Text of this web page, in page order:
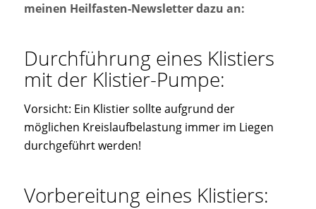
meinen Heilfasten-Newsletter dazu an:
Durchführung eines Klistiers
mit der Klistier-Pumpe:
Vorsicht: Ein Klistier sollte aufgrund der
möglichen Kreislaufbelastung immer im Liegen
durchgeführt werden!
Vorbereitung eines Klistiers: